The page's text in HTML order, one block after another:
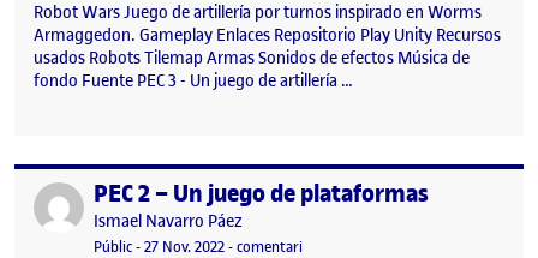
Robot Wars Juego de artillería por turnos inspirado en Worms
Armaggedon. Gameplay Enlaces Repositorio Play Unity Recursos
usados Robots Tilemap Armas Sonidos de efectos Música de
fondo Fuente PEC 3 - Un juego de artillería …
Publicat perPEC 2 – Un juego de plataformas
Publicat per
Ismael Navarro Páez
Visibilitat:
Públic-Data de publicació
27 Nov. 202227 novembre, 2022 6:32 pm
-comentariel PEC 2 – Un juego de plataformas